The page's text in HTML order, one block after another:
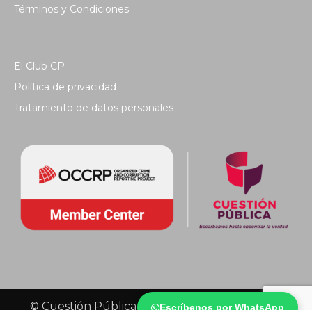
Escríbenos por WhatsApp
Términos y Condiciones
El Club CP
Política de privacidad
Tratamiento de datos personales
© Cuestión Pública 2018 - Todos los derechos